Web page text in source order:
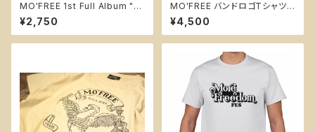
MO'FREE 1st Full Album "M
ore Freedom"
¥2,750
MO'FREE バンドロゴTシャツ
【A・フロント英字ロゴ】
¥4,500